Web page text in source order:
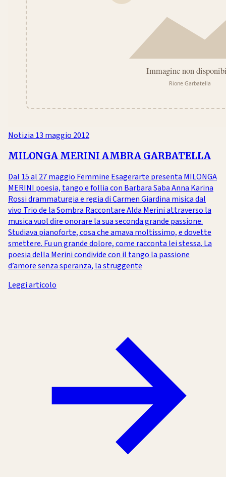
Notizia 13 maggio 2012
MILONGA MERINI AMBRA GARBATELLA
Dal 15 al 27 maggio Femmine Esagerarte presenta MILONGA
MERINI poesia, tango e follia con Barbara Saba Anna Karina
Rossi drammaturgia e regia di Carmen Giardina misica dal
vivo Trio de la Sombra Raccontare Alda Merini attraverso la
musica vuol dire onorare la sua seconda grande passione.
Studiava pianoforte, cosa che amava moltissimo, e dovette
smettere. Fu un grande dolore, come racconta lei stessa. La
poesia della Merini condivide con il tango la passione
d’amore senza speranza, la struggente
Leggi articolo